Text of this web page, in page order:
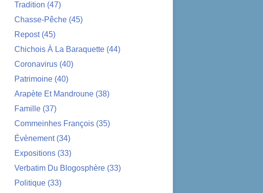
Tradition (47)
Chasse-Pêche (45)
Repost(45)
Chichois À La Baraquette (44)
Coronavirus (40)
Patrimoine (40)
Arapète Et Mandroune (38)
Famille (37)
Commeinhes François (35)
Évènement(34)
Expositions (33)
Verbatim Du Blogosphère (33)
Politique (33)